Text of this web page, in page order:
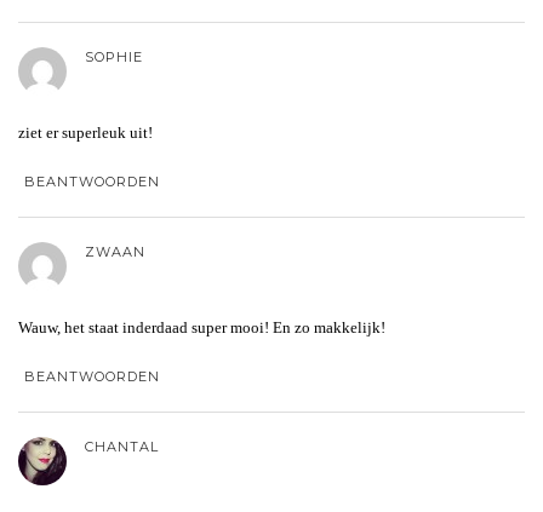
SOPHIE
ziet er superleuk uit!
BEANTWOORDEN
ZWAAN
Wauw, het staat inderdaad super mooi! En zo makkelijk!
BEANTWOORDEN
CHANTAL